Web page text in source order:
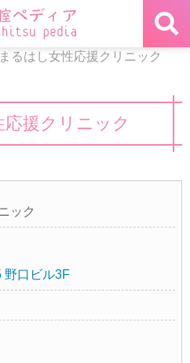
まるはし女性応援クリニック
援クリニック
ック
野口ビル3F